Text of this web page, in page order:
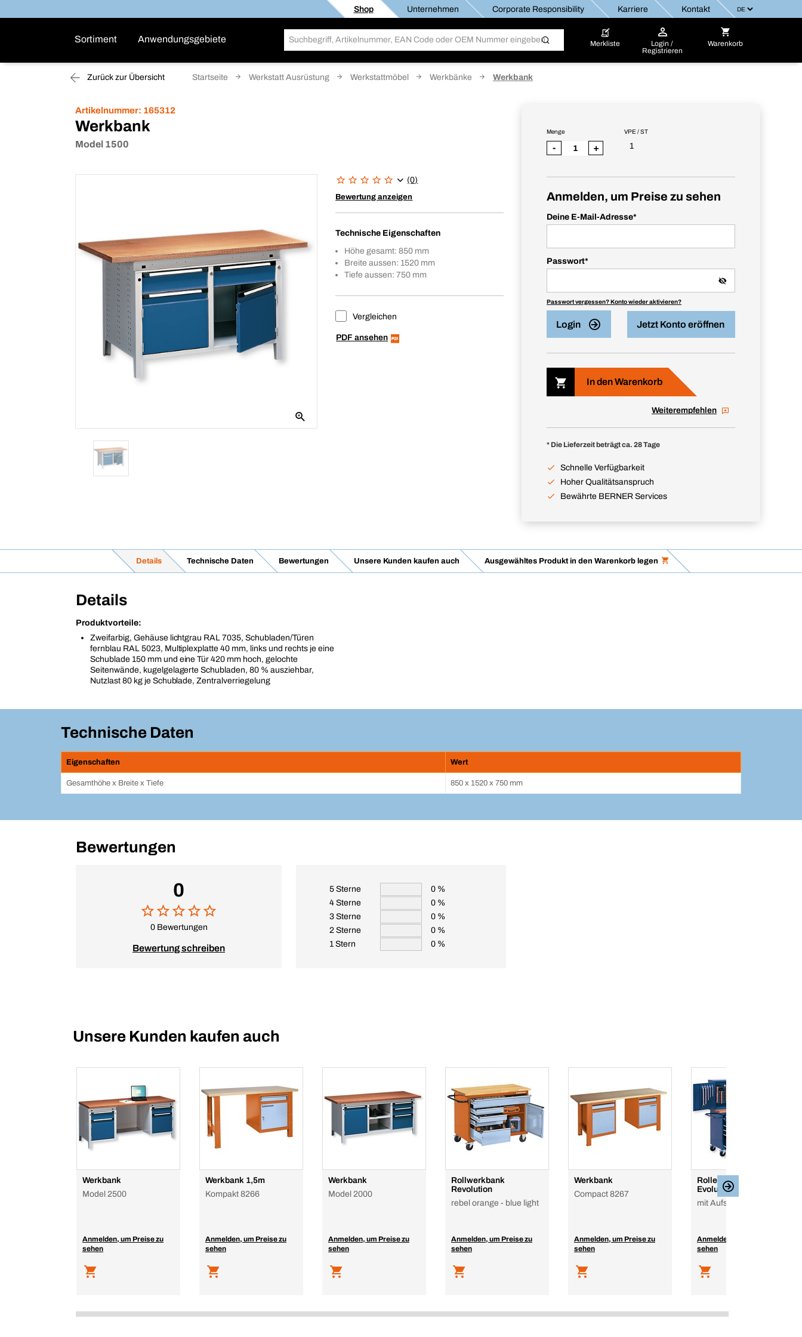
Shop Unternehmen Corporate Responsibility Karriere Kontakt
Sortiment Anwendungsgebiete Merkliste
Login /
Registrieren
Warenkorb
Zurück zur Übersicht Startseite Werkstatt Ausrüstung Werkstattmöbel Werkbänke Werkbank
Artikelnummer: 165312
Werkbank
Model 1500
(0)
Bewertung anzeigen
Technische Eigenschaften
Höhe gesamt: 850 mm
Breite aussen: 1520 mm
Tiefe aussen: 750 mm
Vergleichen
PDF ansehen
VPE / ST
1
Menge
- +
Anmelden, um Preise zu sehen
Deine E-Mail-Adresse*
Passwort*
Passwort vergessen? Konto wieder aktivieren?
Login Jetzt Konto eröffnen
In den Warenkorb
Weiterempfehlen
* Die Lieferzeit beträgt ca. 28 Tage
Schnelle Verfügbarkeit
Hoher Qualitätsanspruch
Bewährte BERNER Services
Details Technische Daten Bewertungen Unsere Kunden kaufen auch Ausgewähltes Produkt in den Warenkorb legen
Details
Produktvorteile:
Zweifarbig, Gehäuse lichtgrau RAL 7035, Schubladen/Türen
fernblau RAL 5023, Multiplexplatte 40 mm, links und rechts je eine
Schublade 150 mm und eine Tür 420 mm hoch, gelochte
Seitenwände, kugelgelagerte Schubladen, 80 % ausziehbar,
Nutzlast 80 kg je Schublade, Zentralverriegelung
Technische Daten
Eigenschaften Wert
Gesamthöhe x Breite x Tiefe 850 x 1520 x 750 mm
Bewertungen
0
0 Bewertungen
Bewertung schreiben
5 Sterne
0 %
4 Sterne
0 %
3 Sterne
0 %
2 Sterne
0 %
1 Stern
0 %
Unsere Kunden kaufen auch
Werkbank
Model 2500
Anmelden, um Preise zu
sehen
Werkbank 1,5m
Kompakt 8266
Anmelden, um Preise zu
sehen
Werkbank
Model 2000
Anmelden, um Preise zu
sehen
Rollwerkbank
Revolution
rebel orange - blue light
Anmelden, um Preise zu
sehen
Werkbank
Compact 8267
Anmelden, um Preise zu
sehen
Rollende Werkbank
Evolution
mit Aufsatzschrank
Anmelden, um Preise zu
sehen